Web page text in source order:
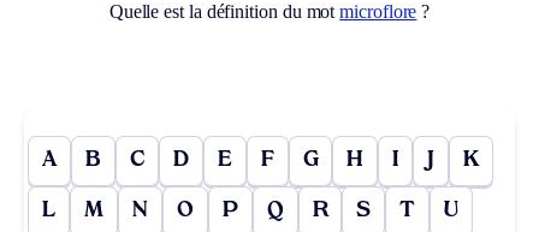
Quelle est la définition du motmicroflore ?
A B C D E F G H I J K
L M N O P Q R S T U